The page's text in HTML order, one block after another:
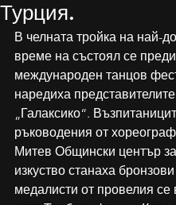
Турция.
В челната тройка на най-
време на състоял се
международен танцов
наредиха
„Галаксико“.
ръководения от
Митев Общински център
изкуство станаха бронзови
медалисти от провелия се